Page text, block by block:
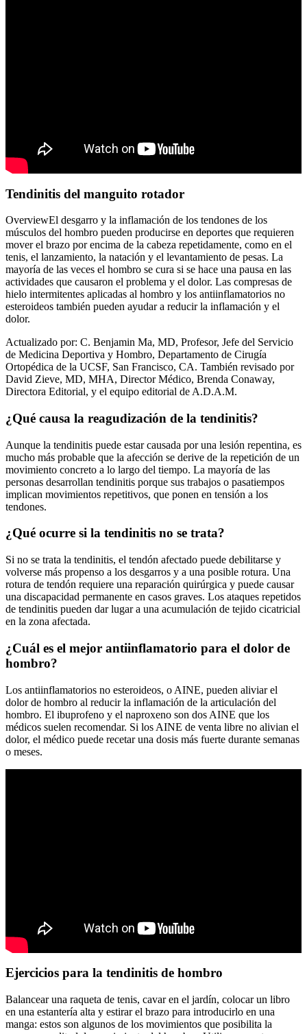
Tendinitis del manguito rotador
OverviewEl desgarro y la inflamación de los tendones de los
músculos del hombro pueden producirse en deportes que requieren
mover el brazo por encima de la cabeza repetidamente, como en el
tenis, el lanzamiento, la natación y el levantamiento de pesas. La
mayoría de las veces el hombro se cura si se hace una pausa en las
actividades que causaron el problema y el dolor. Las compresas de
hielo intermitentes aplicadas al hombro y los antiinflamatorios no
esteroideos también pueden ayudar a reducir la inflamación y el
dolor.
Actualizado por: C. Benjamin Ma, MD, Profesor, Jefe del Servicio
de Medicina Deportiva y Hombro, Departamento de Cirugía
Ortopédica de la UCSF, San Francisco, CA. También revisado por
David Zieve, MD, MHA, Director Médico, Brenda Conaway,
Directora Editorial, y el equipo editorial de A.D.A.M.
¿Qué causa la reagudización de la tendinitis?
Aunque la tendinitis puede estar causada por una lesión repentina, es
mucho más probable que la afección se derive de la repetición de un
movimiento concreto a lo largo del tiempo. La mayoría de las
personas desarrollan tendinitis porque sus trabajos o pasatiempos
implican movimientos repetitivos, que ponen en tensión a los
tendones.
¿Qué ocurre si la tendinitis no se trata?
Si no se trata la tendinitis, el tendón afectado puede debilitarse y
volverse más propenso a los desgarros y a una posible rotura. Una
rotura de tendón requiere una reparación quirúrgica y puede causar
una discapacidad permanente en casos graves. Los ataques repetidos
de tendinitis pueden dar lugar a una acumulación de tejido cicatricial
en la zona afectada.
¿Cuál es el mejor antiinflamatorio para el dolor de
hombro?
Los antiinflamatorios no esteroideos, o AINE, pueden aliviar el
dolor de hombro al reducir la inflamación de la articulación del
hombro. El ibuprofeno y el naproxeno son dos AINE que los
médicos suelen recomendar. Si los AINE de venta libre no alivian el
dolor, el médico puede recetar una dosis más fuerte durante semanas
o meses.
Ejercicios para la tendinitis de hombro
Balancear una raqueta de tenis, cavar en el jardín, colocar un libro
en una estantería alta y estirar el brazo para introducirlo en una
manga: estos son algunos de los movimientos que posibilita la